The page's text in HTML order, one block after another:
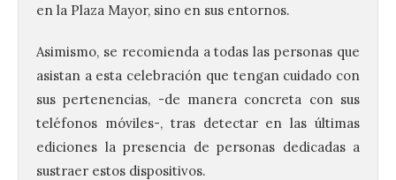
en la Plaza Mayor, sino en sus entornos.
Asimismo, se recomienda a todas las personas que
asistan a esta celebración que tengan cuidado con
sus pertenencias, -de manera concreta con sus
teléfonos móviles-, tras detectar en las últimas
ediciones la presencia de personas dedicadas a
sustraer estos dispositivos.